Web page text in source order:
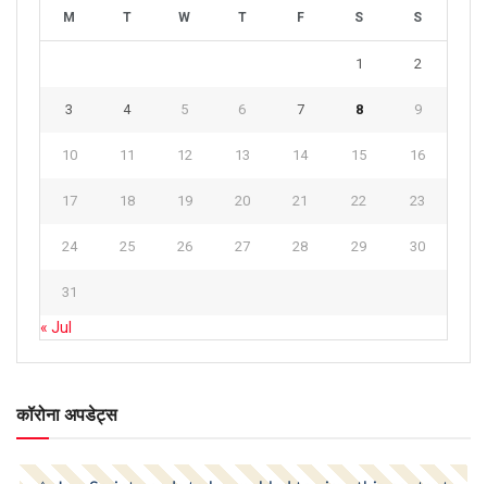
M T W T F S S
1 2
3 4 5 6 7 8 9
10 11 12 13 14 15 16
17 18 19 20 21 22 23
24 25 26 27 28 29 30
31
« Jul
कॉरोना अपडेट्स